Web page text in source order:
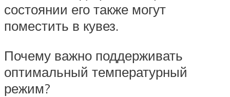
состоянии его также могут
поместить в кувез.
Почему важно поддерживать
оптимальный температурный
режим?